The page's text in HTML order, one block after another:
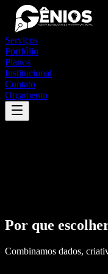
Serviços
Portfólio
Planos
Institucional
Contato
Orçamento
Por que
Combinamos dados,